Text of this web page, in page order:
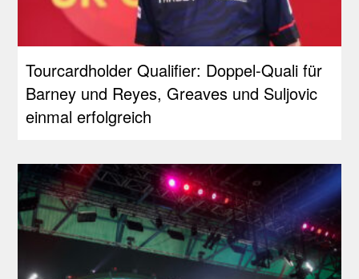
Tourcardholder Qualifier: Doppel-Quali für
Barney und Reyes, Greaves und Suljovic
einmal erfolgreich